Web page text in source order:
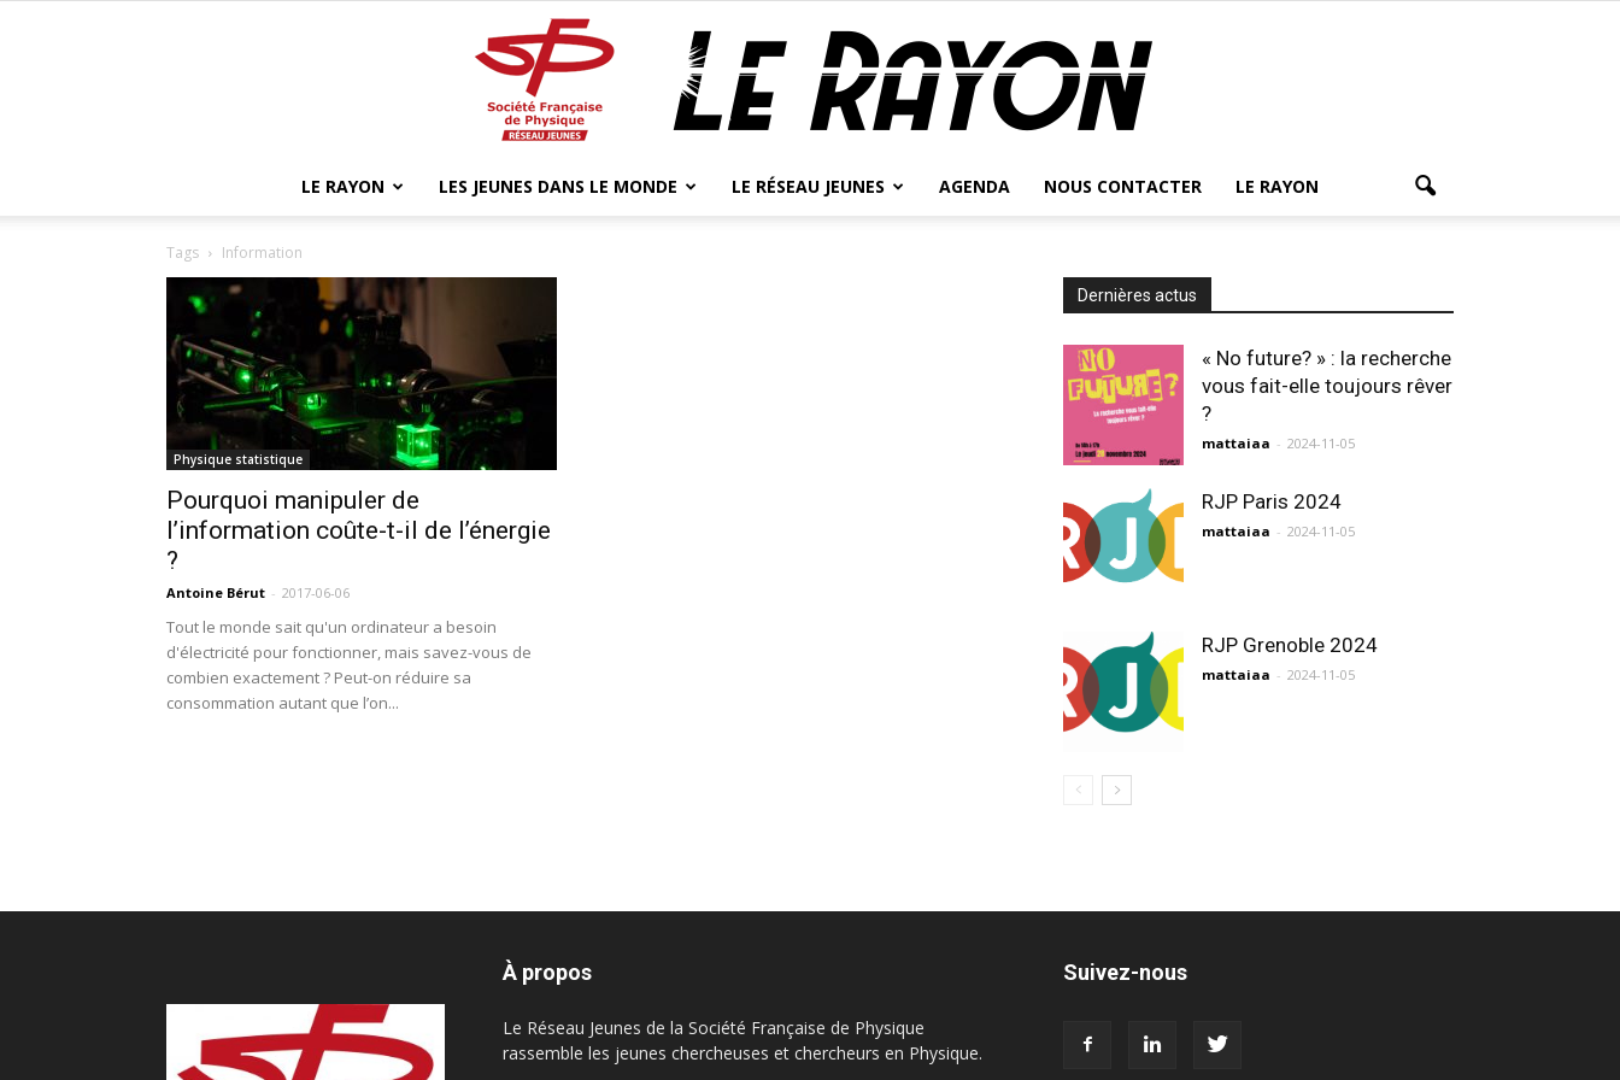
LE RAYON LES JEUNES DANS LE MONDE LE RÉSEAU JEUNES AGENDA NOUS CONTACTER LE RAYON
Tags Information
Physique statistique
Pourquoi manipuler de
l’information coûte-t-il de l’énergie
?
Antoine Bérut - 2017-06-06
Tout le monde sait qu'un ordinateur a besoin
d'électricité pour fonctionner, mais savez-vous de
combien exactement ? Peut-on réduire sa
consommation autant que l’on...
Dernières actus
« No future? » : la recherche
vous fait-elle toujours rêver
?
mattaiaa - 2024-11-05
RJP Paris 2024
mattaiaa - 2024-11-05
RJP Grenoble 2024
mattaiaa - 2024-11-05
À propos
Le Réseau Jeunes de la Société Française de Physique
rassemble les jeunes chercheuses et chercheurs en Physique.
Suivez-nous